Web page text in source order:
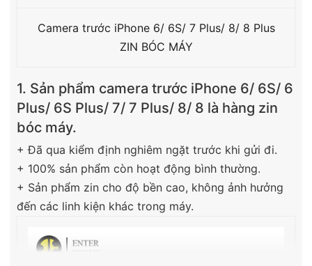
Camera trước iPhone 6/ 6S/ 7 Plus/ 8/ 8 Plus
ZIN BÓC MÁY
1. Sản phẩm camera trước iPhone 6/ 6S/ 6
Plus/ 6S Plus/ 7/ 7 Plus/ 8/ 8 là hàng zin
bóc máy.
+ Đã qua kiểm định nghiêm ngặt trước khi gửi đi.
+ 100% sản phẩm còn hoạt động bình thường.
+ Sản phẩm zin cho độ bền cao, không ảnh hưởng
đến các linh kiện khác trong máy.